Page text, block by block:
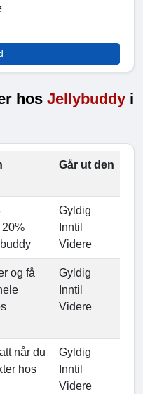
hos Jellybuddy i
Går ut den
20%
Gyldig
Inntil
Videre
og få
Gyldig
Inntil
Videre
når du
hos
Gyldig
Inntil
Videre